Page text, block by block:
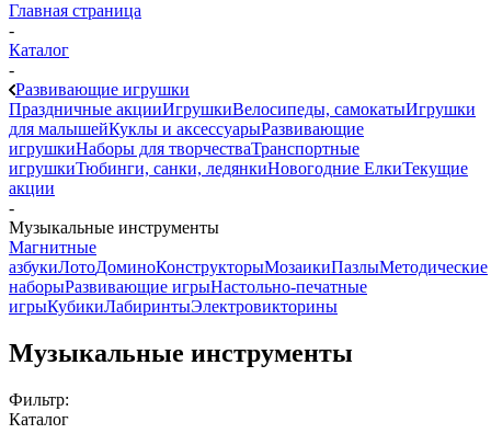
Главная страница
-
Каталог
-
Развивающие игрушки
Праздничные акцииИгрушкиВелосипеды, самокатыИгрушки
для малышейКуклы и аксессуарыРазвивающие
игрушкиНаборы для творчестваТранспортные
игрушкиТюбинги, санки, ледянкиНовогодние ЕлкиТекущие
акции
-
Музыкальные инструменты
Магнитные
азбукиЛотоДоминоКонструкторыМозаикиПазлыМетодические
наборыРазвивающие игрыНастольно-печатные
игрыКубикиЛабиринтыЭлектровикторины
Музыкальные инструменты
Фильтр:
Каталог